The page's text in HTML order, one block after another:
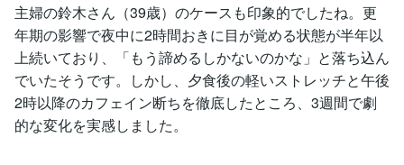
主婦の鈴木さん（39歳）のケースも印象的でしたね。更
年期の影響で夜中に2時間おきに目が覚める状態が半年以
上続いており、「もう諦めるしかないのかな」と落ち込ん
でいたそうです。しかし、夕食後の軽いストレッチと午後
2時以降のカフェイン断ちを徹底したところ、3週間で劇
的な変化を実感しました。